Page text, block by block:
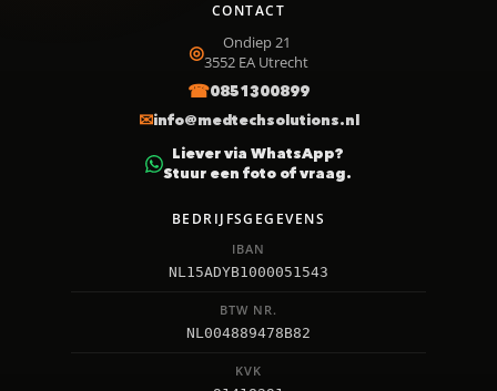
CONTACT
Ondiep 21
3552 EA Utrecht
0851300899
info@medtechsolutions.nl
Liever via WhatsApp?
Stuur een foto of vraag.
BEDRIJFSGEGEVENS
IBAN
NL15ADYB1000051543
BTW NR.
NL004889478B82
KVK